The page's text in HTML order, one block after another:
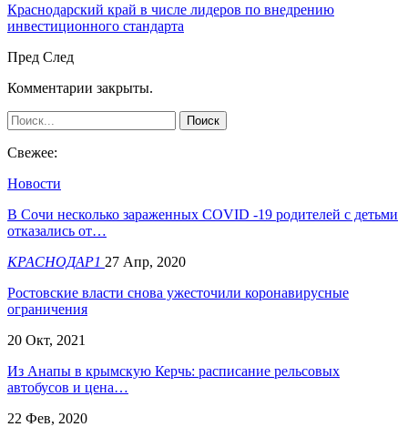
Краснодарский край в числе лидеров по внедрению
инвестиционного стандарта
Пред След
Комментарии закрыты.
Свежее:
Новости
В Сочи несколько зараженных COVID -19 родителей с детьми
отказались от…
КРАСНОДАР1 27 Апр, 2020
Ростовские власти снова ужесточили коронавирусные
ограничения
20 Окт, 2021
Из Анапы в крымскую Керчь: расписание рельсовых
автобусов и цена…
22 Фев, 2020